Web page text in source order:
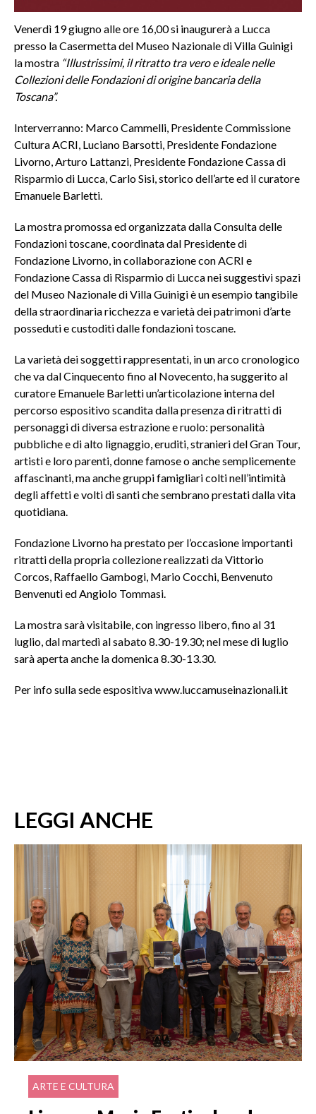
Venerdì 19 giugno alle ore 16,00 si inaugurerà a Lucca
presso la Casermetta del Museo Nazionale di Villa Guinigi
la mostra “Illustrissimi, il ritratto tra vero e ideale nelle
Collezioni delle Fondazioni di origine bancaria della
Toscana”.
Interverranno: Marco Cammelli, Presidente Commissione
Cultura ACRI, Luciano Barsotti, Presidente Fondazione
Livorno, Arturo Lattanzi, Presidente Fondazione Cassa di
Risparmio di Lucca, Carlo Sisi, storico dell’arte ed il curatore
Emanuele Barletti.
La mostra promossa ed organizzata dalla Consulta delle
Fondazioni toscane, coordinata dal Presidente di
Fondazione Livorno, in collaborazione con ACRI e
Fondazione Cassa di Risparmio di Lucca nei suggestivi spazi
del Museo Nazionale di Villa Guinigi è un esempio tangibile
della straordinaria ricchezza e varietà dei patrimoni d’arte
posseduti e custoditi dalle fondazioni toscane.
La varietà dei soggetti rappresentati, in un arco cronologico
che va dal Cinquecento fino al Novecento, ha suggerito al
curatore Emanuele Barletti un’articolazione interna del
percorso espositivo scandita dalla presenza di ritratti di
personaggi di diversa estrazione e ruolo: personalità
pubbliche e di alto lignaggio, eruditi, stranieri del Gran Tour,
artisti e loro parenti, donne famose o anche semplicemente
affascinanti, ma anche gruppi famigliari colti nell’intimità
degli affetti e volti di santi che sembrano prestati dalla vita
quotidiana.
Fondazione Livorno ha prestato per l’occasione importanti
ritratti della propria collezione realizzati da Vittorio
Corcos, Raffaello Gambogi, Mario Cocchi, Benvenuto
Benvenuti ed Angiolo Tommasi.
La mostra sarà visitabile, con ingresso libero, fino al 31
luglio, dal martedì al sabato 8.30-19.30; nel mese di luglio
sarà aperta anche la domenica 8.30-13.30.
Per info sulla sede espositiva www.luccamuseinazionali.it
LEGGI ANCHE
ARTE E CULTURA